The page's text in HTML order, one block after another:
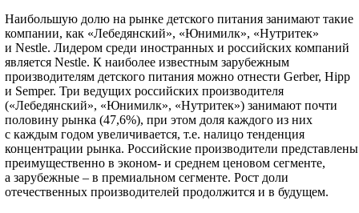
Наибольшую долю на рынке детского питания занимают такие
компании, как «Лебедянский», «Юнимилк», «Нутритек»
и Nestle. Лидером среди иностранных и российских компаний
является Nestle. К наиболее известным зарубежным
производителям детского питания можно отнести Gerber, Hipp
и Semper. Три ведущих российских производителя
(«Лебедянский», «Юнимилк», «Нутритек») занимают почти
половину рынка (47,6%), при этом доля каждого из них
с каждым годом увеличивается, т.е. налицо тенденция
концентрации рынка. Российские производители представлены
преимущественно в эконом- и среднем ценовом сегменте,
а зарубежные – в премиальном сегменте. Рост доли
отечественных производителей продолжится и в будущем.